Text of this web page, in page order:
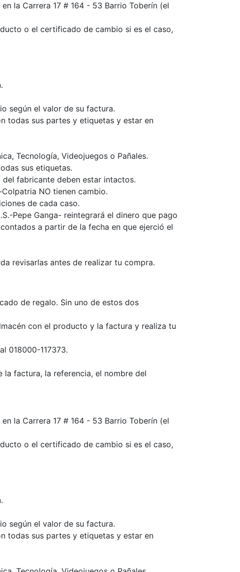
la Carrera 17 # 164 - 53 Barrio Toberín (el
o el certificado de cambio si es el caso,
según el valor de su factura.
todas sus partes y etiquetas y estar en
Tecnología, Videojuegos o Pañales.
sus etiquetas.
fabricante deben estar intactos.
NO tienen cambio.
de cada caso.
Pepe Ganga- reintegrará el dinero que pago
a partir de la fecha en que ejerció el
revisarlas antes de realizar tu compra.
de regalo. Sin uno de estos dos
con el producto y la factura y realiza tu
018000-117373.
factura, la referencia, el nombre del
la Carrera 17 # 164 - 53 Barrio Toberín (el
o el certificado de cambio si es el caso,
según el valor de su factura.
todas sus partes y etiquetas y estar en